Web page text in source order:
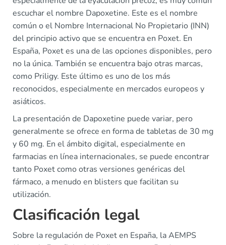
escuchar el nombre Dapoxetine. Este es el nombre
común o el Nombre Internacional No Propietario (INN)
del principio activo que se encuentra en Poxet. En
España, Poxet es una de las opciones disponibles, pero
no la única. También se encuentra bajo otras marcas,
como Priligy. Este último es uno de los más
reconocidos, especialmente en mercados europeos y
asiáticos.
La presentación de Dapoxetine puede variar, pero
generalmente se ofrece en forma de tabletas de 30 mg
y 60 mg. En el ámbito digital, especialmente en
farmacias en línea internacionales, se puede encontrar
tanto Poxet como otras versiones genéricas del
fármaco, a menudo en blisters que facilitan su
utilización.
Clasificación legal
Sobre la regulación de Poxet en España, la AEMPS